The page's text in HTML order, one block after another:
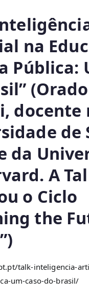
na
Pública:
docente
de
da
A
o Ciclo
the
talk-inteligencia-
um-caso-do-brasil/